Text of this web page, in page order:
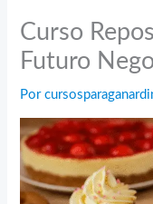
Curso
Futuro
Por